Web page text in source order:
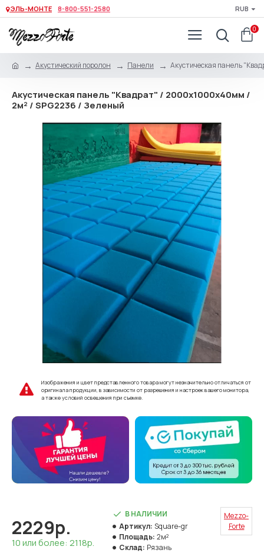
ЭЛЬ-МОНТЕ 8-800-551-2580 RUB
0
Акустический поролон Панели Акустическая панель
Акустическая панель "Квадрат" / 2000х1000х40мм /
2м² / SPG2236 / Зеленый
Изображения и цвет представленного товара могут незначительно отличаться от
оригинала продукции, в зависимости от разрешения и настроек вашего монитора,
а также условий освещения при съемке.
2229р.
10 или более: 2118р.
В НАЛИЧИИ
Артикул: Square-gr
Площадь: 2м²
Склад: Рязань
Mezzo-
Forte